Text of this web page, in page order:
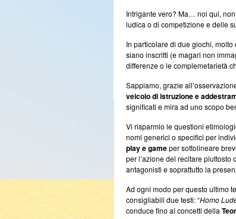
Intrigante vero? Ma… noi qui,
ludica o di competizione e delle
In particolare di due giochi,
siano inscritti (e magari non
differenze o le complemetarietà
Sappiamo, grazie
veicolo di istruzione e
significati e mira ad uno scopo
Vi risparmio le questioni
nomi generici o specifici per
play e gameper sottolineare
per l’azione del recitare
antagonisti e soprattutto la
Ad ogni modo per questo ultimo
consigliabili due testi: “Homo
conduce fino ai concetti della